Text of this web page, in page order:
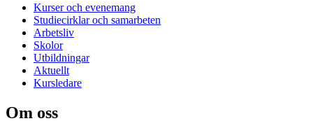
Kurser och evenemang
Studiecirklar och samarbeten
Arbetsliv
Skolor
Utbildningar
Aktuellt
Kursledare
Om oss